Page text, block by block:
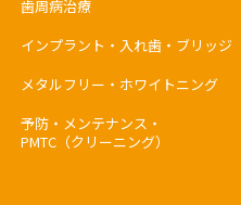
歯周病治療
インプラント・入れ歯・ブリッジ
メタルフリー・ホワイトニング
予防・メンテナンス・
PMTC（クリーニング）